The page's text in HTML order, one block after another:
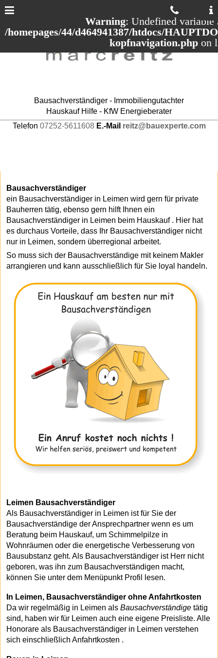
Warning: Undefined variable
/homepages/44/d464941387/htdocs/
kopfnavigation.php on
Bausachverständiger - Immobiliengutachter
Hauskauf Hilfe - KfW Energieberater
Telefon 07252-5611608 E.-Mail reitz@bauexperte.com
Bausachverständiger
ein Bausachverständiger in Leimen wird gern für private
Bauherren tätig, ebenso gern hilft Ihnen ein
Bausachverständiger in Leimen beim Hauskauf . Hier hat
es durchaus Vorteile, dass Ihr Bausachverständiger nicht
nur in Leimen, sondern überregional arbeitet.
So muss sich der Bausachverständige mit keinem Makler
arrangieren und kann ausschließlich für Sie loyal handeln.
Leimen Bausachverständiger
Als Bausachverständiger in Leimen ist für Sie der
Bausachverständige der Ansprechpartner wenn es um
Beratung beim Hauskauf, um Schimmelpilze in
Wohnräumen oder die energetische Verbesserung von
Bausubstanz geht. Als Bausachverständiger ist Herr nicht
geboren, was ihn zum Bausachverständigen macht,
können Sie unter dem Menüpunkt Profil lesen.
In Leimen, Bausachverständiger ohne Anfahrtkosten
Da wir regelmäßig in Leimen als Bausachverständige tätig
sind, haben wir für Leimen auch eine eigene Preisliste. Alle
Honorare als Bausachverständiger in Leimen verstehen
sich einschließlich Anfahrtkosten .